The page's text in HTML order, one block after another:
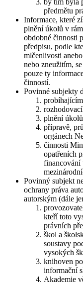
by tím byla
předmětu
Informace, které
plnění úkolů v
obdobné činnosti
předpisu, podle
mlčenlivosti
nebo zneužitím,
pouze ty
činností.
Povinné subjekty
plnění
přípravě,
orgánech
činnosti
opatřeních
financování
Povinný subjekt
ochrany práva
autorským (dále
kteří toto
právních
škol a
soustavy
vysokých
knihoven
informační
Akademie